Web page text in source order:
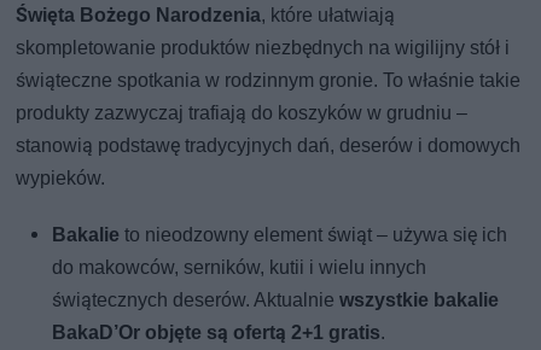
Święta Bożego Narodzenia, które ułatwiają
skompletowanie produktów niezbędnych na wigilijny stół i
świąteczne spotkania w rodzinnym gronie. To właśnie takie
produkty zazwyczaj trafiają do koszyków w grudniu –
stanowią podstawę tradycyjnych dań, deserów i domowych
wypieków.
Bakalie to nieodzowny element świąt – używa się ich
do makowców, serników, kutii i wielu innych
świątecznych deserów. Aktualniewszystkie bakalie
BakaD’Or objęte są ofertą 2+1 gratis.